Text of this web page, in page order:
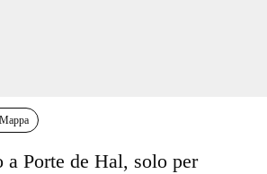
Mappa
Porte de Hal, solo per